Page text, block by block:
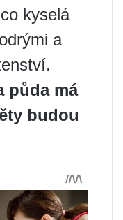
kyselá
a
půda má
budou